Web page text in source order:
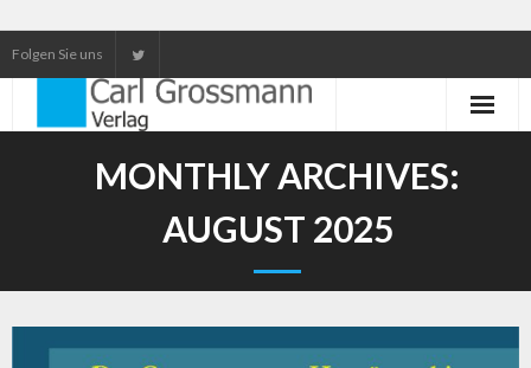
Folgen Sie uns
MONTHLY ARCHIVES:
AUGUST 2025